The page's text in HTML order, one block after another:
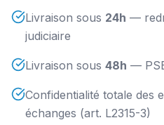
Livraison sous 24h —
judiciaire
Livraison sous 48h —
Confidentialité totale des
échanges (art. L2315-3)